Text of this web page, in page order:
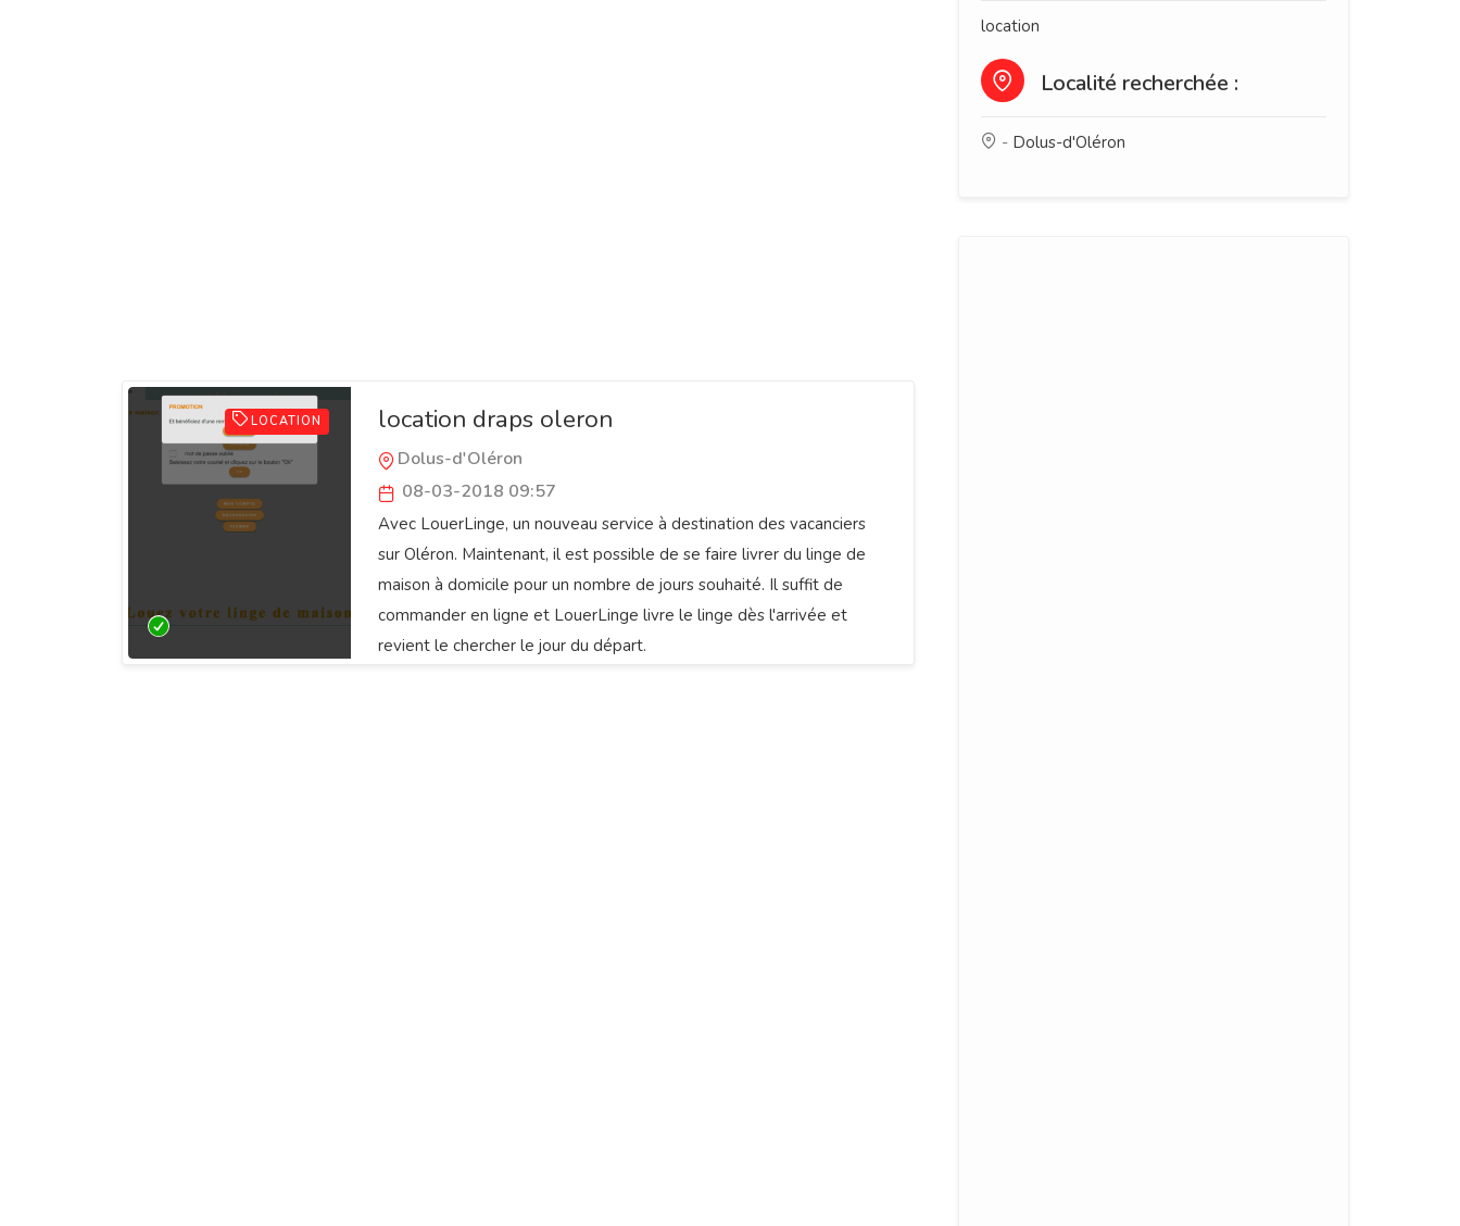
LOCATION location draps oleron
Dolus-d'Oléron
08-03-2018 09:57
Avec LouerLinge, un nouveau service à destination des vacanciers
sur Oléron. Maintenant, il est possible de se faire livrer du linge de
maison à domicile pour un nombre de jours souhaité. Il suffit de
commander en ligne et LouerLinge livre le linge dès l'arrivée et
revient le chercher le jour du départ.
location
Localité recherchée :
- Dolus-d'Oléron